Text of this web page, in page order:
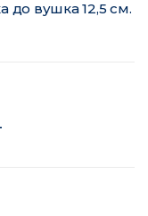
до вушка 12,5 см.